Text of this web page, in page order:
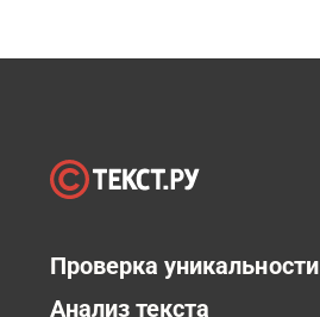
Проверка уникальности
Анализ текста